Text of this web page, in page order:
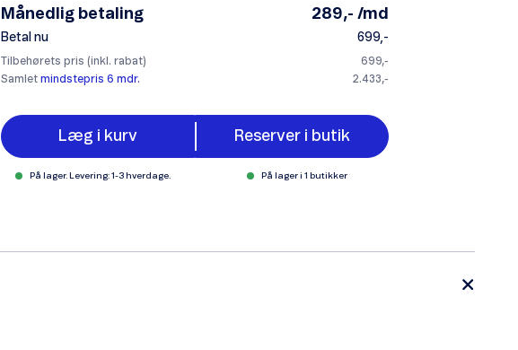
Månedlig betaling 289,- /md
Betal nu 699,-
Tilbehørets pris (inkl. rabat)
699,-
Samlet mindstepris 6 mdr. 2.433,-
Læg i kurv Reserver i butik
På lager. Levering: 1-3 hverdage. På lager i 1 butikker